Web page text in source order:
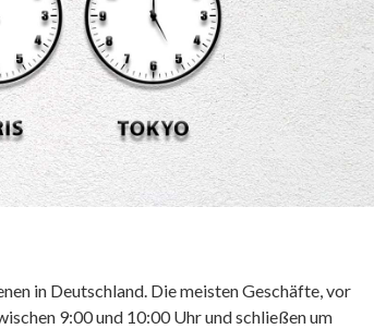
in Deutschland. Die meisten Geschäfte, vor
9:00 und 10:00 Uhr und schließen um